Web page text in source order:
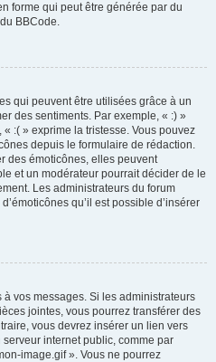
forme qui peut être générée par du
BBCode.
qui peuvent être utilisées grâce à un
des sentiments. Par exemple, « :) »
:( » exprime la tristesse. Vous pouvez
depuis le formulaire de rédaction.
des émoticônes, elles peuvent
et un modérateur pourrait décider de le
Les administrateurs du forum
qu’il est possible d’insérer
vos messages. Si les administrateurs
jointes, vous pourrez transférer des
vous devrez insérer un lien vers
internet public, comme par
image.gif ». Vous ne pourrez